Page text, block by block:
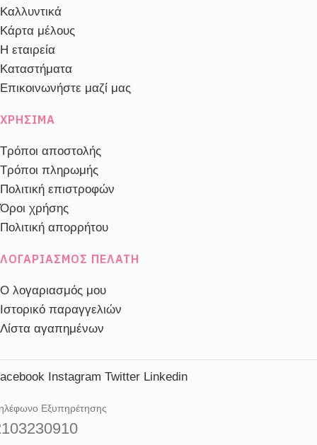
Καλλυντικά
Κάρτα μέλους
Η εταιρεία
Καταστήματα
Επικοινωνήστε μαζί μας
ΧΡΉΣΙΜΑ
Τρόποι αποστολής
Τρόποι πληρωμής
Πολιτική επιστροφών
Όροι χρήσης
Πολιτική απορρήτου
ΛΟΓΑΡΙΑΣΜΌΣ ΠΕΛΆΤΗ
Ο λογαριασμός μου
Ιστορικό παραγγελιών
Λίστα αγαπημένων
Instagram Twitter Linkedin
Εξυπηρέτησης